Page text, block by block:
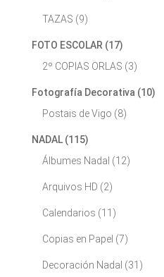
TAZAS (9)
FOTO ESCOLAR (17)
2º COPIAS ORLAS (3)
Fotografía Decorativa (10)
Postais de Vigo (8)
NADAL (115)
Álbumes Nadal (12)
Arquivos HD (2)
Calendarios (11)
Copias en Papel (7)
Decoración Nadal (31)